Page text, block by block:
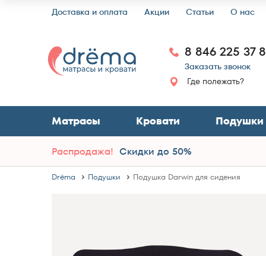
Доставка и оплата Акции Статьи О нас
8 846 225 37
Заказать звонок
Где полежать?
Матрасы Кровати Подушки
Распродажа! Скидки до 50%
Drёma Подушки Подушка Darwin для сидения